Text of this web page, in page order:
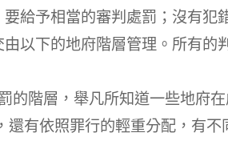
要給予相當的審判處罰；沒有
由以下的地府階層管理。所有的
的階層，舉凡所知道一些地府
還有依照罪行的輕重分配，有